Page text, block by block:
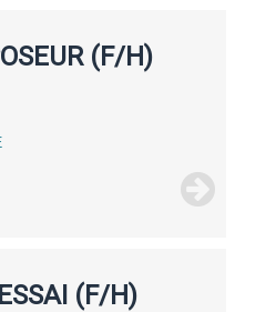
(F/H)
(F/H)